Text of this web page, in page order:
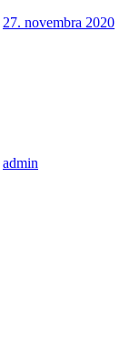
27. novembra 2020
admin